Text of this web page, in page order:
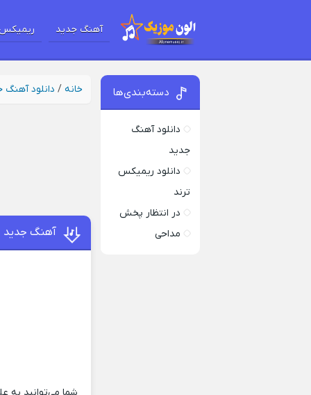
آهنگ جدید
خانه / دانلود آهنگ
آهنگ جدید
دسته‌بندی‌ها
دانلود آهنگ
جدید
دانلود ریمیکس
ترند
در انتظار پخش
مداحی